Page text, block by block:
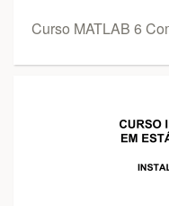
Curso MATLAB 6